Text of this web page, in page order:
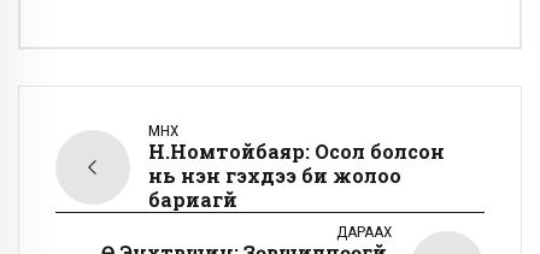
ӨМНӨХ
Н.Номтойбаяр: Осол болсон
нь үнэн гэхдээ би жолоо
бариагүй
ДАРААХ